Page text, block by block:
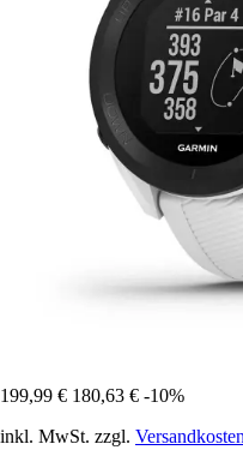
199,99 € 180,63 € -10%
inkl. MwSt. zzgl. Versandkosten